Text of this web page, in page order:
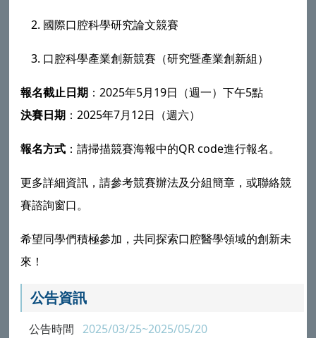
國際口腔科學研究論文競賽
口腔科學產業創新競賽（研究暨產業創新組）
報名截止日期 ：2025年5月19日（週一）下午5點
決賽日期 ：2025年7月12日（週六）
報名方式 ：請掃描競賽海報中的QR code進行報名。
更多詳細資訊，請參考競賽辦法及分組簡章，或聯絡競
賽諮詢窗口。
希望同學們積極參加，共同探索口腔醫學領域的創新未
來！
公告資訊
公告時間 2025/03/25~2025/05/20